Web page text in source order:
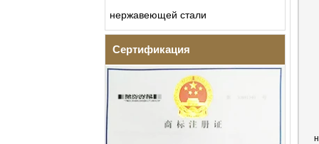
нержавеющей стали
Сертификация